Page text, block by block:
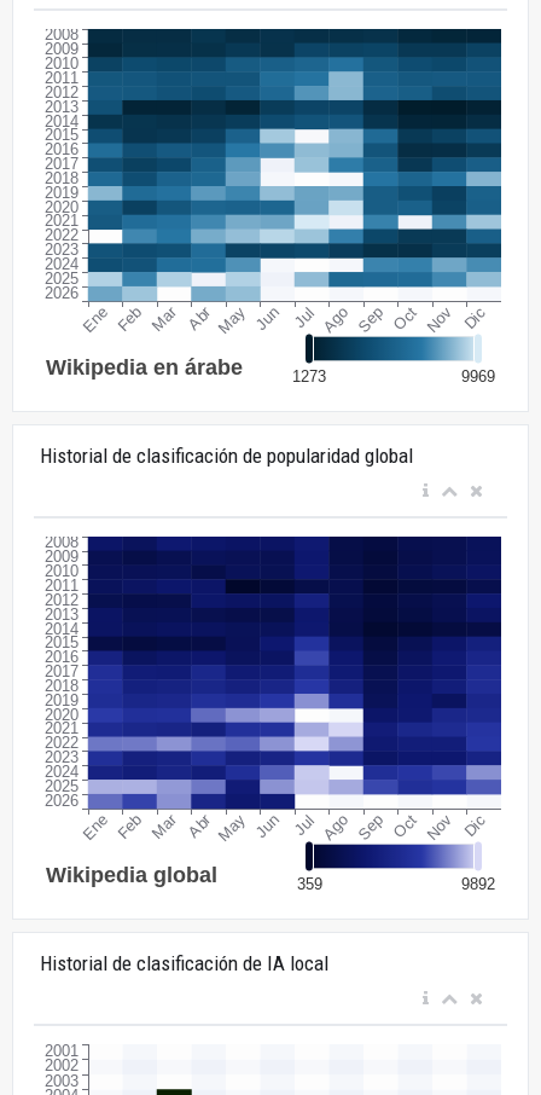
Historial de clasificación de popularidad global
Historial de clasificación de IA local